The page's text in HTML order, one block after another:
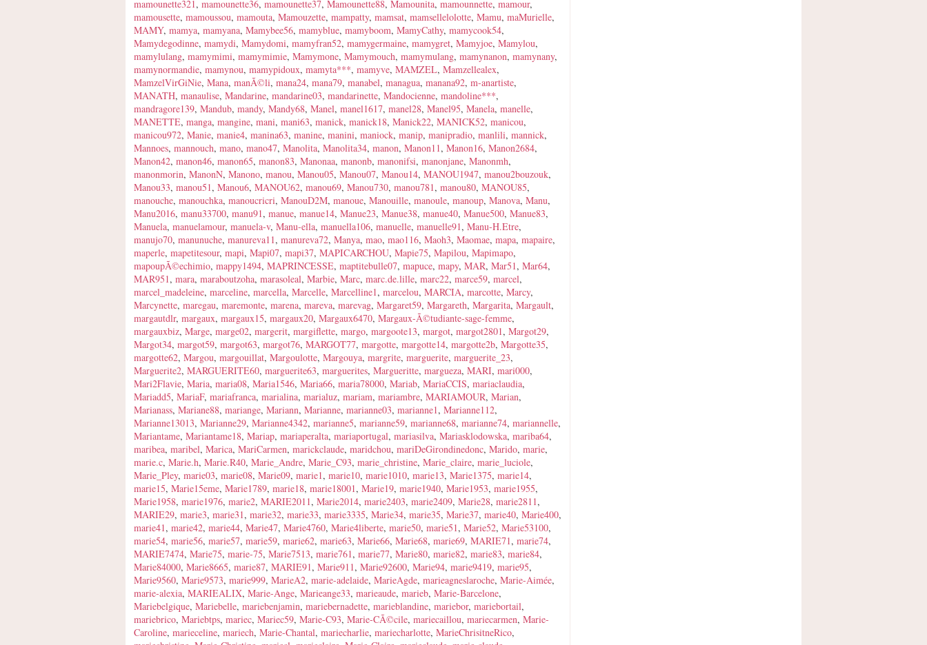
mamounette321, mamounette36, mamounette37, Mamounette88, Mamounita, mamounnette, mamour,
mamousette, mamoussou, mamouta, Mamouzette, mampatty, mamsat, mamsellelolotte, Mamu, maMurielle,
MAMY, mamya, mamyana, Mamybee56, mamyblue, mamyboom, MamyCathy, mamycook54,
Mamydegodinne, mamydi, Mamydomi, mamyfran52, mamygermaine, mamygret, Mamyjoe, Mamylou,
mamylulang, mamymimi, mamymimie, Mamymone, Mamymouch, mamymulang, mamynanon, mamynany,
mamynormandie, mamynou, mamypidoux, mamyta***, mamyve, MAMZEL, Mamzellealex,
MamzelVirGiNie, Mana, manÃ©li, mana24, mana79, manabel, managua, manana92, m-anartiste,
MANATH, manaulise, Mandarine, mandarine03, mandarinette, Mandocienne, mandoline***,
mandragore139, Mandub, mandy, Mandy68, Manel, manel1617, manel28, Manel95, Manela, manelle,
MANETTE, manga, mangine, mani, mani63, manick, manick18, Manick22, MANICK52, manicou,
manicou972, Manie, manie4, manina63, manine, manini, maniock, manip, manipradio, manlili, mannick,
Mannoes, mannouch, mano, mano47, Manolita, Manolita34, manon, Manon11, Manon16, Manon2684,
Manon42, manon46, manon65, manon83, Manonaa, manonb, manonifsi, manonjane, Manonmh,
manonmorin, ManonN, Manono, manou, Manou05, Manou07, Manou14, MANOU1947, manou2bouzouk,
Manou33, manou51, Manou6, MANOU62, manou69, Manou730, manou781, manou80, MANOU85,
manouche, manouchka, manoucricri, ManouD2M, manoue, Manouille, manoule, manoup, Manova, Manu,
Manu2016, manu33700, manu91, manue, manue14, Manue23, Manue38, manue40, Manue500, Manue83,
Manuela, manuelamour, manuela-v, Manu-ella, manuella106, manuelle, manuelle91, Manu-H.Etre,
manujo70, manunuche, manureva11, manureva72, Manya, mao, mao116, Maoh3, Maomae, mapa, mapaire,
maperle, mapetitesour, mapi, Mapi07, mapi37, MAPICARCHOU, Mapie75, Mapilou, Mapimapo,
mapoupÃ©echimio, mappy1494, MAPRINCESSE, maptitebulle07, mapuce, mapy, MAR, Mar51, Mar64,
MAR951, mara, maraboutzoha, marasoleal, Marbie, Marc, marc.de.lille, marc22, marce59, marcel,
marcel_madeleine, marceline, marcella, Marcelle, Marcelline1, marcelou, MARCIA, marcotte, Marcy,
Marcynette, maregau, maremonte, marena, mareva, marevag, Margaret59, Margareth, Margarita, Margault,
margautdlr, margaux, margaux15, margaux20, Margaux6470, Margaux-Ã©tudiante-sage-femme,
margauxbiz, Marge, marge02, margerit, margiflette, margo, margoote13, margot, margot2801, Margot29,
Margot34, margot59, margot63, margot76, MARGOT77, margotte, margotte14, margotte2b, Margotte35,
margotte62, Margou, margouillat, Margoulotte, Margouya, margrite, marguerite, marguerite_23,
Marguerite2, MARGUERITE60, marguerite63, marguerites, Margueritte, margueza, MARI, mari000,
Mari2Flavie, Maria, maria08, Maria1546, Maria66, maria78000, Mariab, MariaCCIS, mariaclaudia,
Mariadd5, MariaF, mariafranca, marialina, marialuz, mariam, mariambre, MARIAMOUR, Marian,
Marianass, Mariane88, mariange, Mariann, Marianne, marianne03, marianne1, Marianne112,
Marianne13013, Marianne29, Marianne4342, marianne5, marianne59, marianne68, marianne74, mariannelle,
Mariantame, Mariantame18, Mariap, mariaperalta, mariaportugal, mariasilva, Mariasklodowska, mariba64,
maribea, maribel, Marica, MariCarmen, marickclaude, maridchou, mariDeGirondinedonc, Marido, marie,
marie.c, Marie.h, Marie.R40, Marie_Andre, Marie_C93, marie_christine, Marie_claire, marie_luciole,
Marie_Pley, marie03, marie08, Marie09, marie1, marie10, marie1010, marie13, Marie1375, marie14,
marie15, Marie15eme, Marie1789, marie18, marie18001, Marie19, marie1940, Marie1953, marie1955,
Marie1958, marie1976, marie2, MARIE2011, Marie2014, marie2403, marie2409, Marie28, marie2811,
MARIE29, marie3, marie31, marie32, marie33, marie3335, Marie34, marie35, Marie37, marie40, Marie400,
marie41, marie42, marie44, Marie47, Marie4760, Marie4liberte, marie50, marie51, Marie52, Marie53100,
marie54, marie56, marie57, marie59, marie62, marie63, Marie66, Marie68, marie69, MARIE71, marie74,
MARIE7474, Marie75, marie-75, Marie7513, marie761, marie77, Marie80, marie82, marie83, marie84,
Marie84000, Marie8665, marie87, MARIE91, Marie911, Marie92600, Marie94, marie9419, marie95,
Marie9560, Marie9573, marie999, MarieA2, marie-adelaide, MarieAgde, marieagneslaroche, Marie-Aimée,
marie-alexia, MARIEALIX, Marie-Ange, Marieange33, marieaude, marieb, Marie-Barcelone,
Mariebelgique, Mariebelle, mariebenjamin, mariebernadette, marieblandine, mariebor, mariebortail,
mariebrico, Mariebtps, mariec, Mariec59, Marie-C93, Marie-CÃ©cile, mariecaillou, mariecarmen, Marie-
Caroline, marieceline, mariech, Marie-Chantal, mariecharlie, mariecharlotte, MarieChrisitneRico,